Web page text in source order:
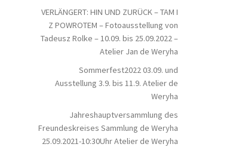
VERLÄNGERT: HIN UND ZURÜCK – TAM I
Z POWROTEM – Fotoausstellung von
Tadeusz Rolke – 10.09. bis 25.09.2022 –
Atelier Jan de Weryha
Sommerfest2022 03.09. und
Ausstellung 3.9. bis 11.9. Atelier de
Weryha
Jahreshauptversammlung des
Freundeskreises Sammlung de Weryha
25.09.2021-10:30Uhr Atelier de Weryha